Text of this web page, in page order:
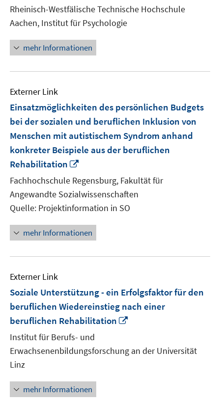
neuem
Fenster
öffnen
Rheinisch-Westfälische Technische Hochschule
Aachen, Institut für Psychologie
mehr Informationen
Externer Link
Einsatzmöglichkeiten des persönlichen Budgets
bei der sozialen und beruflichen Inklusion von
Menschen mit autistischem Syndrom anhand
konkreter Beispiele aus der beruflichen
Rehabilitation
neuem
Fenster
öffnen
Fachhochschule Regensburg, Fakultät für
Angewandte Sozialwissenschaften
Quelle: Projektinformation in SO
mehr Informationen
Externer Link
Soziale Unterstützung - ein Erfolgsfaktor für den
beruflichen Wiedereinstieg nach einer
beruflichen Rehabilitation
öffnen
Institut für Berufs- und
Erwachsenenbildungsforschung an der Universität
Linz
mehr Informationen